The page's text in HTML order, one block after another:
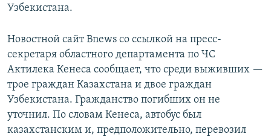
Узбекистана.
Новостной сайт Bnews со ссылкой на пресс-
секретаря областного департамента по ЧС
Актилека Кенеса сообщает, что среди выживших —
трое граждан Казахстана и двое граждан
Узбекистана. Гражданство погибших он не
уточнил. По словам Кенеса, автобус был
казахстанским и, предположительно, перевозил